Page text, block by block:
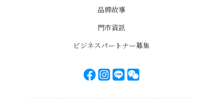
品牌故事
門市資訊
ビジネスパートナー募集